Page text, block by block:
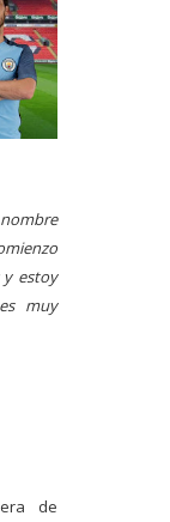
y estoy
muy
de